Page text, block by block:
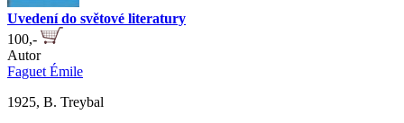
Uvedení do světové literatury
100,-
Autor
Faguet Émile
1925, B. Treybal